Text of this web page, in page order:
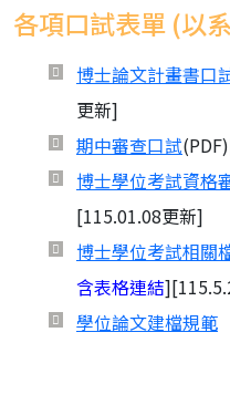
各項口試表單 (以
博士論文計畫書口
更新]
期中審查口試
博士學位考試資格
[115.01.08更新]
博士學位考試相關
含表格連結
學位論文建檔規範